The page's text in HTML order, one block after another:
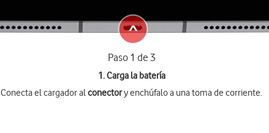
Paso 1 de 3
1. Carga la batería
Conecta el cargador alconectory enchúfalo a una toma de corriente.